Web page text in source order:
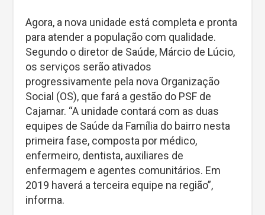
Agora, a nova unidade está completa e pronta
para atender a população com qualidade.
Segundo o diretor de Saúde, Márcio de Lúcio,
os serviços serão ativados
progressivamente pela nova Organização
Social (OS), que fará a gestão do PSF de
Cajamar. “A unidade contará com as duas
equipes de Saúde da Família do bairro nesta
primeira fase, composta por médico,
enfermeiro, dentista, auxiliares de
enfermagem e agentes comunitários. Em
2019 haverá a terceira equipe na região”,
informa.